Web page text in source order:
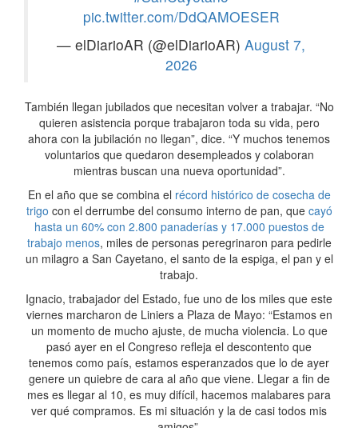
pic.twitter.com/DdQAMOESER
— elDiarioAR (@elDiarioAR) August 7,
2026
También llegan jubilados que necesitan volver a trabajar. “No
quieren asistencia porque trabajaron toda su vida, pero
ahora con la jubilación no llegan”, dice. “Y muchos tenemos
voluntarios que quedaron desempleados y colaboran
mientras buscan una nueva oportunidad”.
En el año que se combina el récord histórico de cosecha de
trigo con el derrumbe del consumo interno de pan, que cayó
hasta un 60% con 2.800 panaderías y 17.000 puestos de
trabajo menos, miles de personas peregrinaron para pedirle
un milagro a San Cayetano, el santo de la espiga, el pan y el
trabajo.
Ignacio, trabajador del Estado, fue uno de los miles que este
viernes marcharon de Liniers a Plaza de Mayo: “Estamos en
un momento de mucho ajuste, de mucha violencia. Lo que
pasó ayer en el Congreso refleja el descontento que
tenemos como país, estamos esperanzados que lo de ayer
genere un quiebre de cara al año que viene. Llegar a fin de
mes es llegar al 10, es muy difícil, hacemos malabares para
ver qué compramos. Es mi situación y la de casi todos mis